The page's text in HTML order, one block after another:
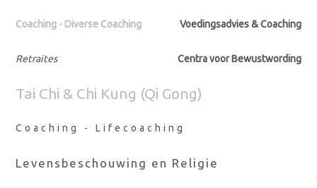
Coaching - Diverse Coaching Voedingsadvies & Coaching
Retraites Centra voor Bewustwording
Tai Chi & Chi Kung (Qi Gong)
Coaching - Lifecoaching
Levensbeschouwing en Religie